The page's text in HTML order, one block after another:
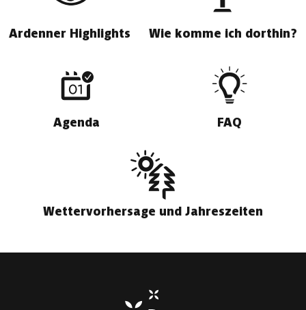
Ardenner Highlights Wie komme ich dorthin?
Agenda FAQ
Wettervorhersage und Jahreszeiten